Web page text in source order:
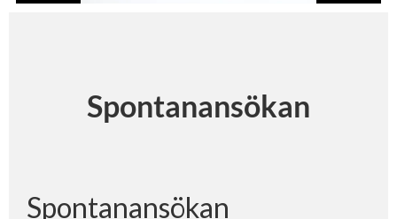
Spontanansökan